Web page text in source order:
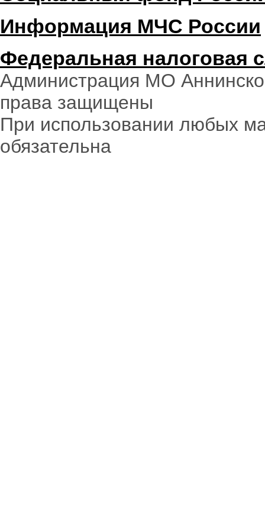
Информация МЧС России
Федеральная налоговая
Администрация МО
права защищены
При использовании любых
обязательна